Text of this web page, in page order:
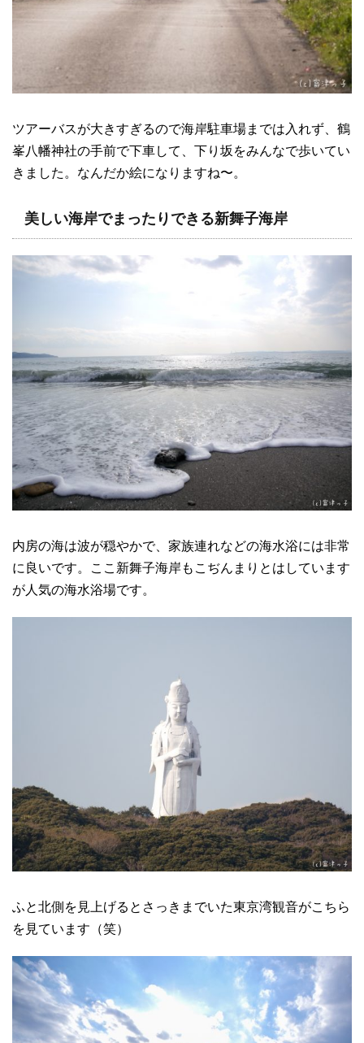
ツアーバスが大きすぎるので海岸駐車場までは入れず、鶴
峯八幡神社の手前で下車して、下り坂をみんなで歩いてい
きました。なんだか絵になりますね〜。
美しい海岸でまったりできる新舞子海岸
内房の海は波が穏やかで、家族連れなどの海水浴には非常
に良いです。ここ新舞子海岸もこぢんまりとはしています
が人気の海水浴場です。
ふと北側を見上げるとさっきまでいた東京湾観音がこちら
を見ています（笑）